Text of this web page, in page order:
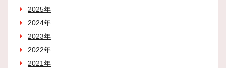
2025年
2024年
2023年
2022年
2021年